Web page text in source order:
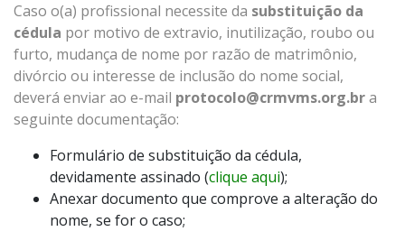
Caso o(a) profissional necessite da substituição da
cédula por motivo de extravio, inutilização, roubo ou
furto, mudança de nome por razão de matrimônio,
divórcio ou interesse de inclusão do nome social,
deverá enviar ao e-mail protocolo@crmvms.org.bra
seguinte documentação:
Formulário de substituição da cédula,
devidamente assinado (clique aqui);
Anexar documento que comprove a alteração do
nome, se for o caso;